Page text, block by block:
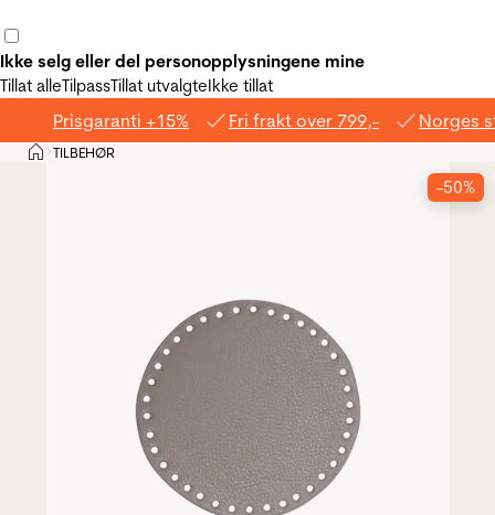
Ikke selg eller del personopplysningene mine
Tillat alleTilpassTillat utvalgteIkke tillat
Prisgaranti +15% Fri frakt over 799,- Norges
Hjem
>TILBEHØR
-50%